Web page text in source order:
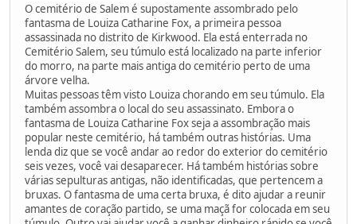
O cemitério de Salem é supostamente assombrado pelo
fantasma de Louiza Catharine Fox, a primeira pessoa
assassinada no distrito de Kirkwood. Ela está enterrada no
Cemitério Salem, seu túmulo está localizado na parte inferior
do morro, na parte mais antiga do cemitério perto de uma
árvore velha.
Muitas pessoas têm visto Louiza chorando em seu túmulo. Ela
também assombra o local do seu assassinato. Embora o
fantasma de Louiza Catharine Fox seja a assombração mais
popular neste cemitério, há também outras histórias. Uma
lenda diz que se você andar ao redor do exterior do cemitério
seis vezes, você vai desaparecer. Há também histórias sobre
várias sepulturas antigas, não identificadas, que pertencem a
bruxas. O fantasma de uma certa bruxa, é dito ajudar a reunir
amantes de coração partido, se uma maçã for colocada em seu